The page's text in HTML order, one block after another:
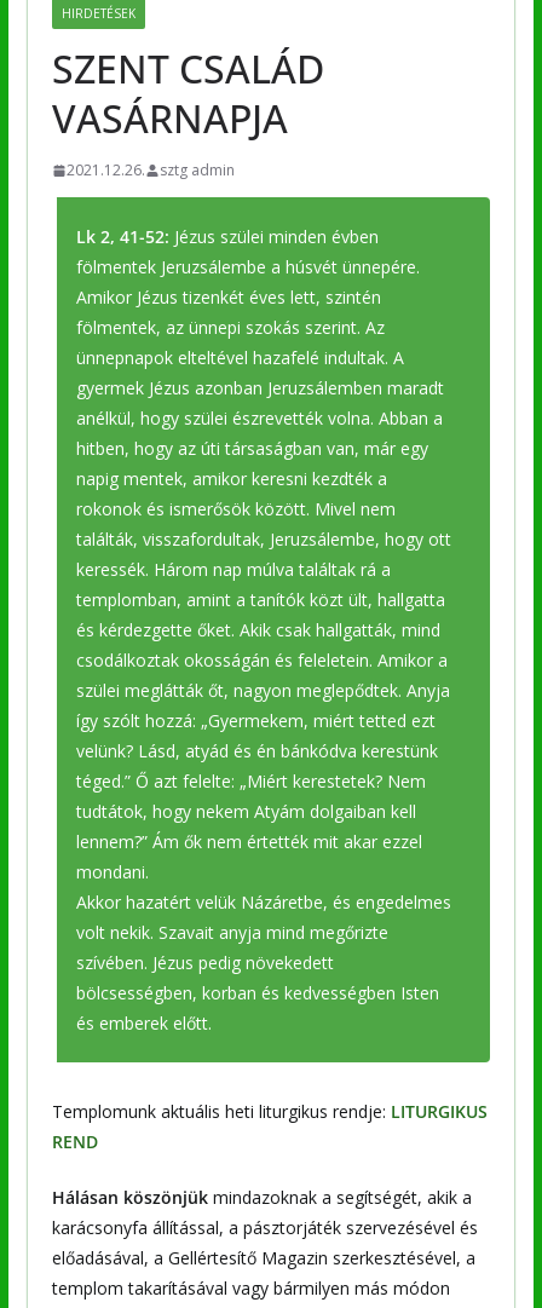
HIRDETÉSEK
SZENT CSALÁD
VASÁRNAPJA
2021.12.26. sztg admin
Lk 2, 41-52: Jézus szülei minden évben
fölmentek Jeruzsálembe a húsvét ünnepére.
Amikor Jézus tizenkét éves lett, szintén
fölmentek, az ünnepi szokás szerint. Az
ünnepnapok elteltével hazafelé indultak. A
gyermek Jézus azonban Jeruzsálemben maradt
anélkül, hogy szülei észrevették volna. Abban a
hitben, hogy az úti társaságban van, már egy
napig mentek, amikor keresni kezdték a
rokonok és ismerősök között. Mivel nem
találták, visszafordultak, Jeruzsálembe, hogy ott
keressék. Három nap múlva találtak rá a
templomban, amint a tanítók közt ült, hallgatta
és kérdezgette őket. Akik csak hallgatták, mind
csodálkoztak okosságán és feleletein. Amikor a
szülei meglátták őt, nagyon meglepődtek. Anyja
így szólt hozzá: „Gyermekem, miért tetted ezt
velünk? Lásd, atyád és én bánkódva kerestünk
téged.” Ő azt felelte: „Miért kerestetek? Nem
tudtátok, hogy nekem Atyám dolgaiban kell
lennem?” Ám ők nem értették mit akar ezzel
mondani.
Akkor hazatért velük Názáretbe, és engedelmes
volt nekik. Szavait anyja mind megőrizte
szívében. Jézus pedig növekedett
bölcsességben, korban és kedvességben Isten
és emberek előtt.
Templomunk aktuális heti liturgikus rendje: LITURGIKUS
REND
Hálásan köszönjükmindazoknak a segítségét, akik a
karácsonyfa állítással, a pásztorjáték szervezésével és
előadásával, a Gellértesítő Magazin szerkesztésével, a
templom takarításával vagy bármilyen más módon